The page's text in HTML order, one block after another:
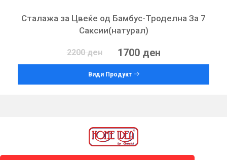
Сталажа за Цвеќе од Бамбус-Троделна За 7
Саксии(натурал)
2200 ден 1700 ден
Види Продукт